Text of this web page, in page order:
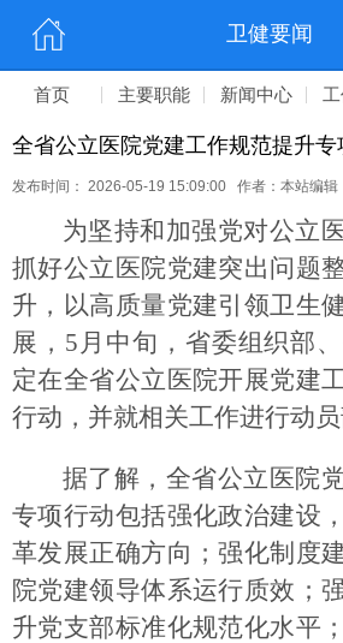
卫健要闻
首页 主要职能 新闻中心
全省公立医院党建工作规范提升专
发布时间： 2026-05-19 15:09:00 作者：本站编
为坚持和加强党对公立
抓好公立医院党建突出问题
升，以高质量党建引领卫生
展，5月中旬，省委组织部
定在全省公立医院开展党建
行动，并就相关工作进行动员
据了解，全省公立医院
专项行动包括强化政治建设
革发展正确方向；强化制度
院党建领导体系运行质效；
升党支部标准化规范化水平